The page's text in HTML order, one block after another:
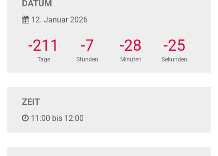
DATUM
12. Januar 2026
-211
Tage
-7
Stunden
-28
Minuten
-25
Sekunden
ZEIT
11:00 bis 12:00